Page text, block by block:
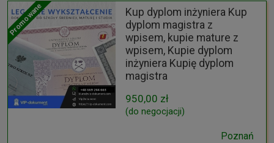
Promowane
Kup dyplom inżyniera Kup
dyplom magistra z
wpisem, kupie mature z
wpisem, Kupie dyplom
inżyniera Kupię dyplom
magistra
950,00 zł
(do negocjacji)
Poznań